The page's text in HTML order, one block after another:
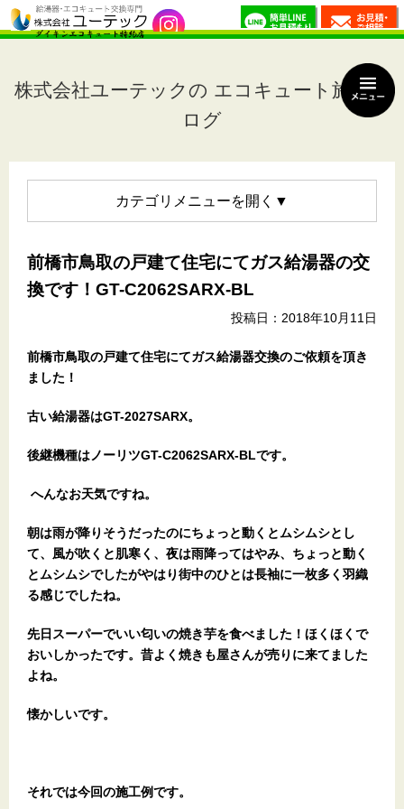
株式会社ユーテックの エコキュート施工ブ
ログ
カテゴリメニュー
前橋市鳥取の戸建て住宅にてガス給湯器の交
換です！GT-C2062SARX-BL
投稿日：2018年10月11日
前橋市鳥取の戸建て住宅にてガス給湯器交換のご依頼を頂き
ました！
古い給湯器はGT-2027SARX。
後継機種はノーリツGT-C2062SARX-BLです。
へんなお天気ですね。
朝は雨が降りそうだったのにちょっと動くとムシムシとし
て、風が吹くと肌寒く、夜は雨降ってはやみ、ちょっと動く
とムシムシでしたがやはり街中のひとは長袖に一枚多く羽織
る感じでしたね。
先日スーパーでいい匂いの焼き芋を食べました！ほくほくで
おいしかったです。昔よく焼きも屋さんが売りに来てました
よね。
懐かしいです。
それでは今回の施工例です。